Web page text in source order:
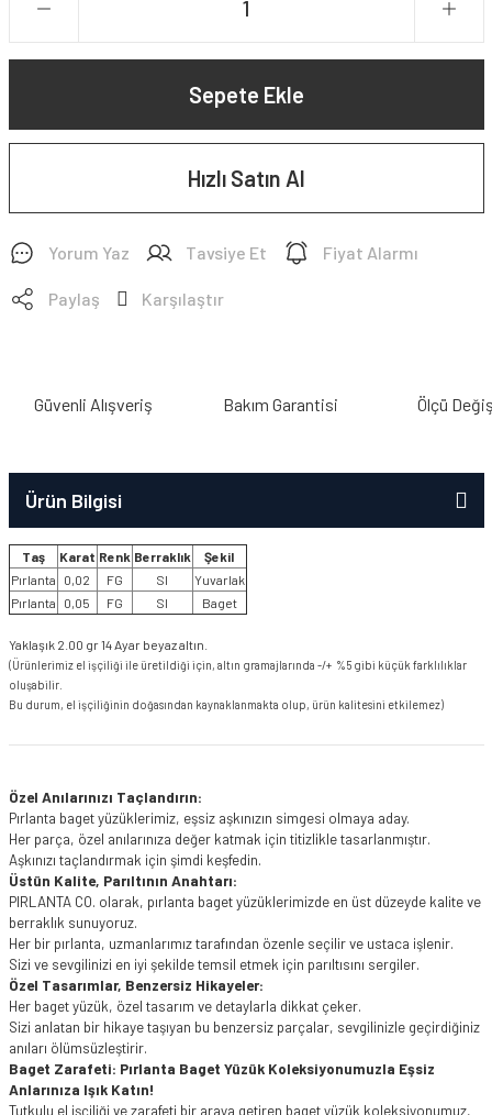
Sepete Ekle
Hızlı Satın Al
Yorum Yaz Tavsiye Et Fiyat Alarmı
Paylaş Karşılaştır
Güvenli Alışveriş Bakım Garantisi Ölçü
Ürün Bilgisi
Taş Karat Renk Berraklık
Şekil
Pırlanta
0,02 FG SI
Yuvarlak
Pırlanta
0,05 FG SI Baget
Yaklaşık 2.00 gr 14 Ayar beyaz altın.
(Ürünlerimiz el işçiliği ile üretildiği için, altın gramajlarında -/+ %5 gibi küçük farklılıklar
oluşabilir.
Bu durum, el işçiliğinin doğasından kaynaklanmakta olup, ürün kalitesini etkilemez)
Özel Anılarınızı Taçlandırın:
Pırlanta baget yüzüklerimiz, eşsiz aşkınızın simgesi olmaya aday.
Her parça, özel anılarınıza değer katmak için titizlikle tasarlanmıştır.
Aşkınızı taçlandırmak için şimdi keşfedin.
Üstün Kalite, Parıltının Anahtarı:
PIRLANTA CO. olarak, pırlanta baget yüzüklerimizde en üst düzeyde kalite ve
berraklık sunuyoruz.
Her bir pırlanta, uzmanlarımız tarafından özenle seçilir ve ustaca işlenir.
Sizi ve sevgilinizi en iyi şekilde temsil etmek için parıltısını sergiler.
Özel Tasarımlar, Benzersiz Hikayeler:
Her baget yüzük, özel tasarım ve detaylarla dikkat çeker.
Sizi anlatan bir hikaye taşıyan bu benzersiz parçalar, sevgilinizle geçirdiğiniz
anıları ölümsüzleştirir.
Baget Zarafeti: Pırlanta Baget Yüzük Koleksiyonumuzla Eşsiz
Anlarınıza Işık Katın!
Tutkulu el işçiliği ve zarafeti bir araya getiren baget yüzük koleksiyonumuz,